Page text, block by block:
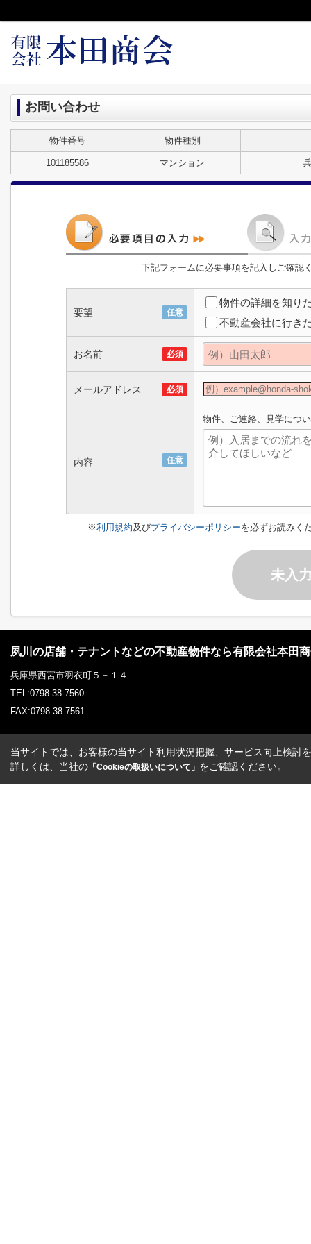
お問い合わせ
物件番号 物件種別
101185586 マンション
下記フォームに必要事項を記入しご確認
要望 任意
物件の詳細を知り
不動産会社に行き
お名前 必須
メールアドレス 必須
内容 任意
物件、ご連絡、見学につ
※利用規約及びプライバシーポリシーを必ずお読みく
未入
夙川の店舗・テナントなどの不動産物件なら有限会社本田
兵庫県西宮市羽衣町５－１４
TEL:0798-38-7560
FAX:0798-38-7561
当サイトでは、お客様の当サイト利用状況把握、サービス向上検討
詳しくは、当社の 「Cookieの取扱いについて」 をご確認ください。